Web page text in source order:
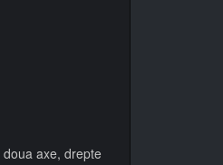
axe, drepte